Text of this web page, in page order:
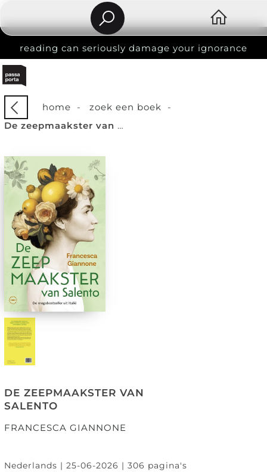
reading can seriously damage your ignorance
home - zoek een boek -
De zeepmaakster van Salento
DE ZEEPMAAKSTER VAN
SALENTO
FRANCESCA GIANNONE
Nederlands | 25-06-2026 | 306 pagina's